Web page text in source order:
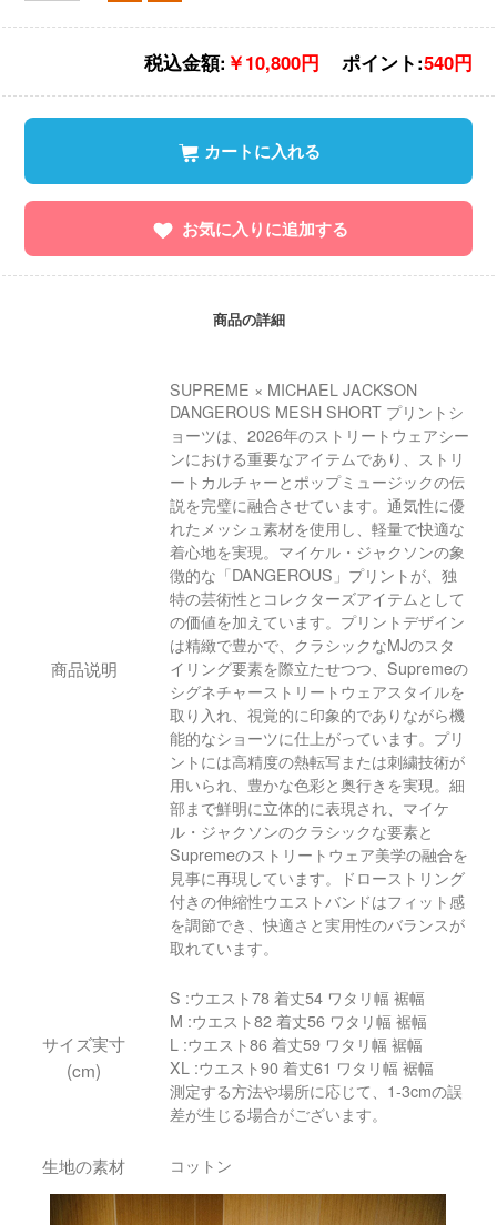
税込金額: ￥10,800円 ポイント:540円
カートに入れる
お気に入りに追加する
商品の詳細
商品说明
SUPREME × MICHAEL JACKSON
DANGEROUS MESH SHORT プリントシ
ョーツは、2026年のストリートウェアシー
ンにおける重要なアイテムであり、ストリ
ートカルチャーとポップミュージックの伝
説を完璧に融合させています。通気性に優
れたメッシュ素材を使用し、軽量で快適な
着心地を実現。マイケル・ジャクソンの象
徴的な「DANGEROUS」プリントが、独
特の芸術性とコレクターズアイテムとして
の価値を加えています。プリントデザイン
は精緻で豊かで、クラシックなMJのスタ
イリング要素を際立たせつつ、Supremeの
シグネチャーストリートウェアスタイルを
取り入れ、視覚的に印象的でありながら機
能的なショーツに仕上がっています。プリ
ントには高精度の熱転写または刺繍技術が
用いられ、豊かな色彩と奥行きを実現。細
部まで鮮明に立体的に表現され、マイケ
ル・ジャクソンのクラシックな要素と
Supremeのストリートウェア美学の融合を
見事に再現しています。ドローストリング
付きの伸縮性ウエストバンドはフィット感
を調節でき、快適さと実用性のバランスが
取れています。
サイズ実寸
(cm)
S :ウエスト78 着丈54 ワタリ幅 裾幅
M :ウエスト82 着丈56 ワタリ幅 裾幅
L :ウエスト86 着丈59 ワタリ幅 裾幅
XL :ウエスト90 着丈61 ワタリ幅 裾幅
測定する方法や場所に応じて、1-3cmの誤
差が生じる場合がございます。
生地の素材 コットン